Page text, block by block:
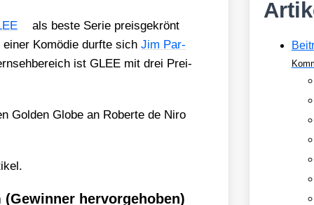
als bes­te Serie preis­ge­krönt
Komö­die durf­te sich Jim Par­
ist GLEE mit drei Prei­
Gol­den Glo­be an Rober­te de Niro
hervorgehoben)